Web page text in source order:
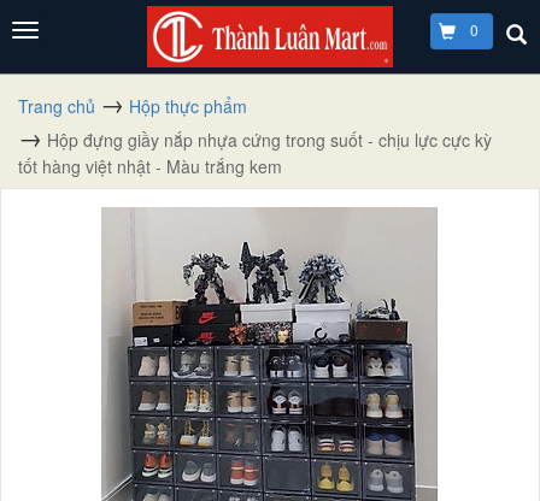
0
Trang chủ
Hộp thực phẩm
Hộp đựng giầy nắp nhựa cứng trong suốt - chịu lực cực kỳ
tốt hàng việt nhật - Màu trắng kem